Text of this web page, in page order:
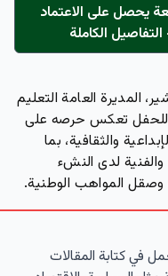
يحصل على الاعتماد
المديرة العامة التعليم
للحفل تعكس حرصه على
والثقافية، بما
لدى النشء
المواهب الوطنية.
في كتابة المقالات